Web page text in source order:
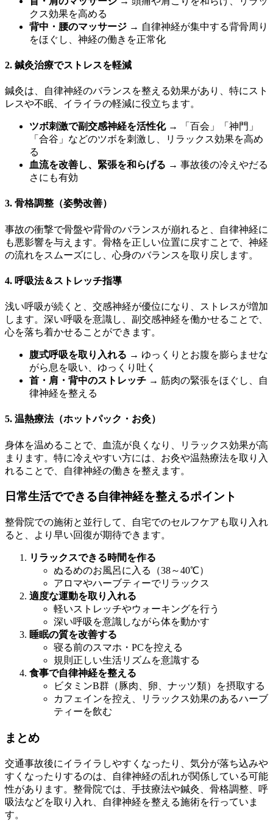
クス効果を高める
背中・腰のマッサージ → 自律神経が集中する背骨周り
をほぐし、神経の働きを正常化
2. 鍼灸治療でストレスを軽減
鍼灸は、自律神経のバランスを整える効果があり、特にスト
レスや不眠、イライラの軽減に役立ちます。
ツボ刺激で副交感神経を活性化→ 「百会」「神門」
「合谷」などのツボを刺激し、リラックス効果を高め
る
血流を改善し、緊張を和らげる → 事故後の冷えやだる
さにも有効
3. 骨格調整（姿勢改善）
事故の衝撃で骨盤や背骨のバランスが崩れると、自律神経に
も悪影響を与えます。骨格を正しい位置に戻すことで、神経
の流れをスムーズにし、心身のバランスを取り戻します。
4. 呼吸法＆ストレッチ指導
浅い呼吸が続くと、交感神経が優位になり、ストレスが増加
します。深い呼吸を意識し、副交感神経を働かせることで、
心を落ち着かせることができます。
腹式呼吸を取り入れる → ゆっくりとお腹を膨らませな
がら息を吸い、ゆっくり吐く
首・肩・背中のストレッチ → 筋肉の緊張をほぐし、自
律神経を整える
5. 温熱療法（ホットパック・お灸）
身体を温めることで、血流が良くなり、リラックス効果が高
まります。特に冷えやすい方には、お灸や温熱療法を取り入
れることで、自律神経の働きを整えます。
日常生活でできる自律神経を整えるポイント
整骨院での施術と並行して、自宅でのセルフケアも取り入れ
ると、より早い回復が期待できます。
リラックスできる時間を作る
ぬるめのお風呂に入る（38～40℃）
アロマやハーブティーでリラックス
適度な運動を取り入れる
軽いストレッチやウォーキングを行う
深い呼吸を意識しながら体を動かす
睡眠の質を改善する
寝る前のスマホ・PCを控える
規則正しい生活リズムを意識する
食事で自律神経を整える
ビタミンB群（豚肉、卵、ナッツ類）を摂取する
カフェインを控え、リラックス効果のあるハーブ
ティーを飲む
まとめ
交通事故後にイライラしやすくなったり、気分が落ち込みや
すくなったりするのは、自律神経の乱れが関係している可能
性があります。整骨院では、手技療法や鍼灸、骨格調整、呼
吸法などを取り入れ、自律神経を整える施術を行っていま
す。